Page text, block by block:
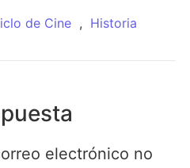
de Cine , Historia
electrónico no